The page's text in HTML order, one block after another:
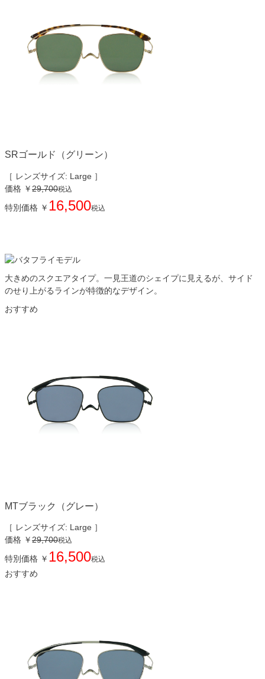
SRゴールド（グリーン）
［ レンズサイズ: Large ］
価格 ￥29,700税込
特別価格 ￥ 16,500税込
大きめのスクエアタイプ。一見王道のシェイプに見えるが、サイド
のせり上がるラインが特徴的なデザイン。
おすすめ
MTブラック（グレー）
［ レンズサイズ: Large ］
価格 ￥29,700税込
特別価格 ￥ 16,500税込
おすすめ